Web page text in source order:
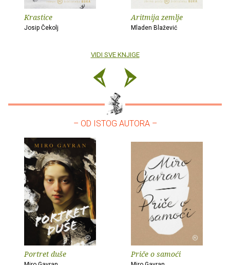
Krastice
Josip Čekolj
Aritmija zemlje
Mladen Blažević
VIDI SVE KNJIGE
– OD ISTOG AUTORA –
Portret duše Priče o samoći